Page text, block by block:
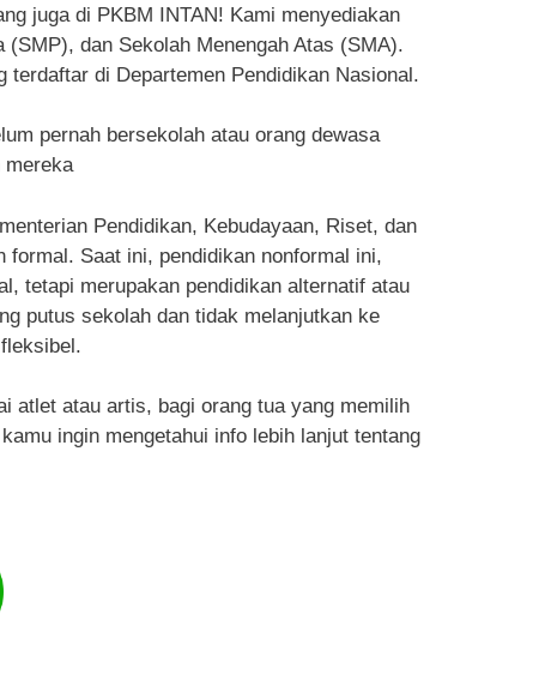
juga di PKBM INTAN! Kami menyediakan
dan Sekolah Menengah Atas (SMA).
di Departemen Pendidikan Nasional.
pernah bersekolah atau orang dewasa
mereka
Pendidikan, Kebudayaan, Riset, dan
Saat ini, pendidikan nonformal ini,
tetapi merupakan pendidikan alternatif atau
putus sekolah dan tidak melanjutkan ke
atlet atau artis, bagi orang tua yang memilih
ingin mengetahui info lebih lanjut tentang